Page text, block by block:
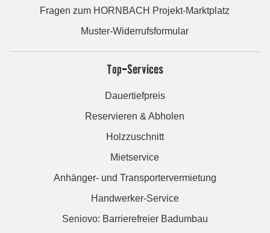
Fragen zum HORNBACH Projekt-Marktplatz
Muster-Widerrufsformular
Top-Services
Dauertiefpreis
Reservieren & Abholen
Holzzuschnitt
Mietservice
Anhänger- und Transportervermietung
Handwerker-Service
Seniovo: Barrierefreier Badumbau